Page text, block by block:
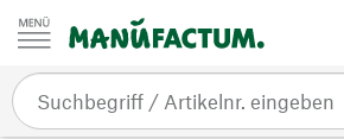
Zum Inhalt springen